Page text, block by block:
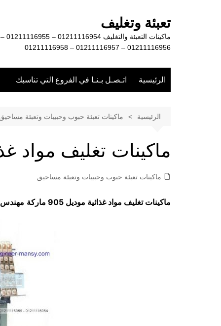
تعبئة وتغليف
ماكينات التعبئة والتغليف 01211116954 – 01211116955 –
01211116956 – 01211116957 – 01211116958
الرئيسية اتـصـل بـنـا في الفروع التي تناسبك
الرئيسية ماكينات تعبئة حبوب وحبيبات وتعبئة مساحيق
ماكينات تغليف مواد
ماكينات تعبئة حبوب وحبيبات وتعبئة مساحيق
ماكينات تغليف مواد غذائية موديل 905 ماركة